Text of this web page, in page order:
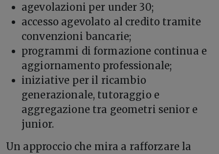
agevolazioni per under 30;
accesso agevolato al credito tramite
convenzioni bancarie;
programmi di formazione continua e
aggiornamento professionale;
iniziative per il ricambio
generazionale, tutoraggio e
aggregazione tra geometri senior e
junior.
Un approccio che mira a rafforzare la